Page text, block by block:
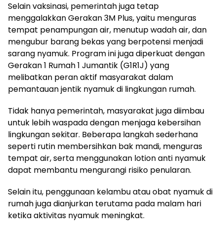
Selain vaksinasi, pemerintah juga tetap
menggalakkan Gerakan 3M Plus, yaitu menguras
tempat penampungan air, menutup wadah air, dan
mengubur barang bekas yang berpotensi menjadi
sarang nyamuk. Program ini juga diperkuat dengan
Gerakan 1 Rumah 1 Jumantik (G1R1J) yang
melibatkan peran aktif masyarakat dalam
pemantauan jentik nyamuk di lingkungan rumah.
Tidak hanya pemerintah, masyarakat juga diimbau
untuk lebih waspada dengan menjaga kebersihan
lingkungan sekitar. Beberapa langkah sederhana
seperti rutin membersihkan bak mandi, menguras
tempat air, serta menggunakan lotion anti nyamuk
dapat membantu mengurangi risiko penularan.
Selain itu, penggunaan kelambu atau obat nyamuk di
rumah juga dianjurkan terutama pada malam hari
ketika aktivitas nyamuk meningkat.